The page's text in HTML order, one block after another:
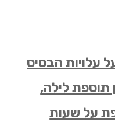
עלויות הבסיס
לילה,
על שעות